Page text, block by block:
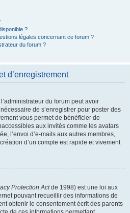
?
légales concernant ce forum ?
du forum ?
d’enregistrement
du forum peut avoir
de s’enregistrer pour poster des
vous permet de bénéficier de
aux invités comme les avatars
l’envoi d’e-mails aux autres membres,
d’un compte est rapide et vivement
Protection Actde 1998) est une loi aux
pouvant recueillir des informations de
obtenir le consentement écrit des parents